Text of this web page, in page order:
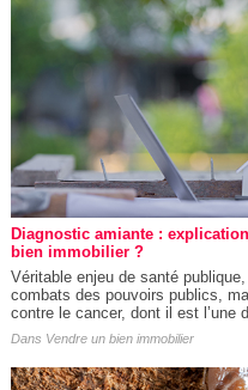
Diagnostic amiante :
bien immobilier ?
Véritable enjeu de santé publique,
combats des pouvoirs publics,
contre le cancer, dont il est l’une
Dans Vendre un bien immobilier